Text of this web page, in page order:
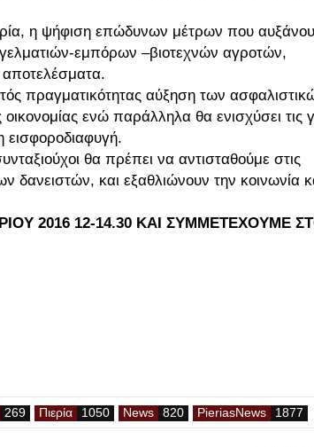
η ψήφιση επώδυνων μέτρων που
εμπόρων –βιοτεχνών αγροτών,
πραγματικότητας αύξηση των
ενώ παράλληλα θα ενισχύσει τις
εισφοροδιαφυγή.
θα πρέπει να αντισταθούμε στις
δανειστών, και εξαθλιώνουν την κοινωνία
2016 12-14.30 ΚΑΙ ΣΥΜΜΕΤΕΧΟΥΜΕ
Πιερία News PieriasNews